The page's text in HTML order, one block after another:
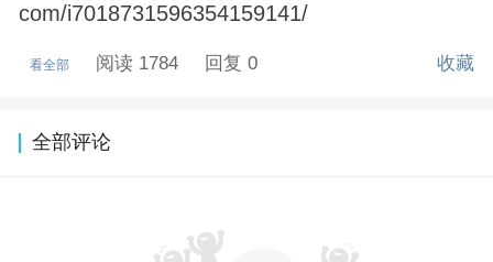
com/i7018731596354159141/
看全部 阅读 1784 回复 0 收藏
全部评论